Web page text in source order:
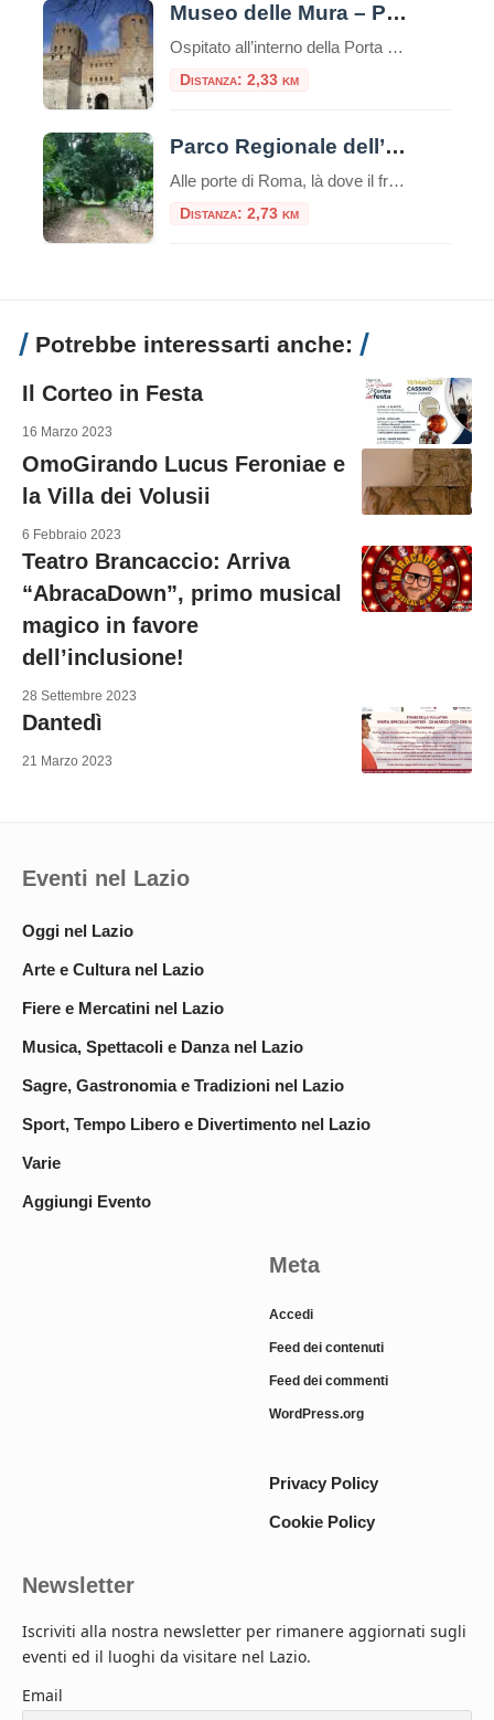
Museo delle Mura – Porta San Sebastiano
Ospitato all’interno della Porta San Sebastiano delle mura Aureliane, il Museo delle Mura è stato realizzato nel 1990 ed offre ai visitatori un itinerario didattico che ripercorre la storia delle fortificazioni della città, dall’età regia e re
Distanza: 2,33 km
Parco Regionale dell’Appia Antica
Alle porte di Roma, là dove il fragore della metropoli si attenua fino a diventare un eco lontano, si estende un territorio che è molto più di un semplice spazio verde. È un santuario di memorie, un corridoio ecologico e un capolavoro paesaggistico unico al mondo: il Parco Regionale dell’Appia Antica. Esteso su oltre 4.500 […]
Distanza: 2,73 km
Potrebbe interessarti anche:
Il Corteo in Festa
16 Marzo 2023
OmoGirando Lucus Feroniae e
la Villa dei Volusii
6 Febbraio 2023
Teatro Brancaccio: Arriva
“AbracaDown”, primo musical
magico in favore
dell’inclusione!
28 Settembre 2023
Dantedì
21 Marzo 2023
Eventi nel Lazio
Oggi nel Lazio
Arte e Cultura nel Lazio
Fiere e Mercatini nel Lazio
Musica, Spettacoli e Danza nel Lazio
Sagre, Gastronomia e Tradizioni nel Lazio
Sport, Tempo Libero e Divertimento nel Lazio
Varie
Aggiungi Evento
Meta
Accedi
Feed dei contenuti
Feed dei commenti
WordPress.org
Privacy Policy
Cookie Policy
Newsletter
Iscriviti alla nostra newsletter per rimanere aggiornati sugli
eventi ed il luoghi da visitare nel Lazio.
Email